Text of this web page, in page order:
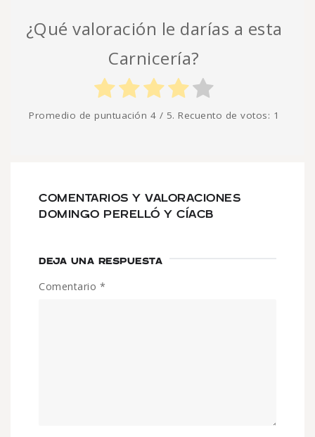
¿Qué valoración le darías a esta
Carnicería?
Promedio de puntuación 4 / 5. Recuento de votos: 1
COMENTARIOS Y VALORACIONES
DOMINGO PERELLÓ Y CÍACB
DEJA UNA RESPUESTA
Comentario *